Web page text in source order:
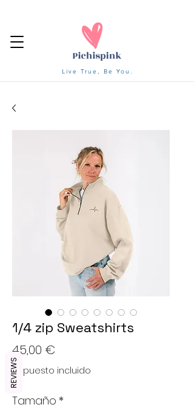
Live True, Be You.
1/4 zip Sweatshirts
45,00 €
Impuesto incluido
Tamaño *
REVIEWS